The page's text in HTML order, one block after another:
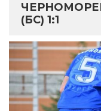
(БС) 1:1